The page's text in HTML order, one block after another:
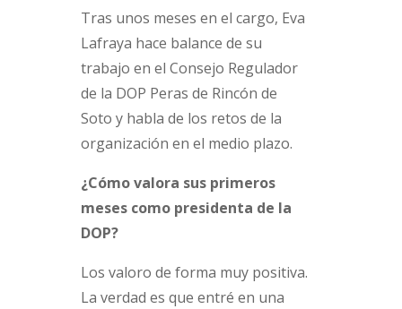
Tras unos meses en el cargo, Eva
Lafraya hace balance de su
trabajo en el Consejo Regulador
de la DOP Peras de Rincón de
Soto y habla de los retos de la
organización en el medio plazo.
¿Cómo valora sus primeros
meses como presidenta de la
DOP?
Los valoro de forma muy positiva.
La verdad es que entré en una